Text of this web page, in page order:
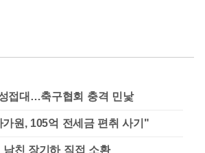
접대…축구협회 충격 민낯
원, 105억 전세금 편취 사기"
남친 장기하 직접 소환